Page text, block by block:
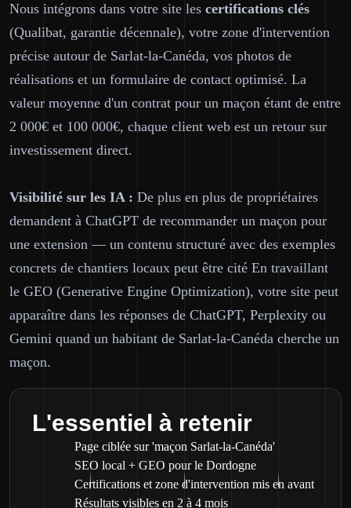
Nous intégrons dans votre site les certifications clés
(Qualibat, garantie décennale), votre zone d'intervention
précise autour de Sarlat-la-Canéda, vos photos de
réalisations et un formulaire de contact optimisé. La
valeur moyenne d'un contrat pour un maçon étant de entre
2 000€ et 100 000€, chaque client web est un retour sur
investissement direct.
Visibilité sur les IA : De plus en plus de propriétaires
demandent à ChatGPT de recommander un maçon pour
une extension — un contenu structuré avec des exemples
concrets de chantiers locaux peut être cité En travaillant
le GEO (Generative Engine Optimization), votre site peut
apparaître dans les réponses de ChatGPT, Perplexity ou
Gemini quand un habitant de Sarlat-la-Canéda cherche un
maçon.
L'essentiel à retenir
Page ciblée sur 'maçon Sarlat-la-Canéda'
SEO local + GEO pour le Dordogne
Certifications et zone d'intervention mis en avant
Résultats visibles en 2 à 4 mois